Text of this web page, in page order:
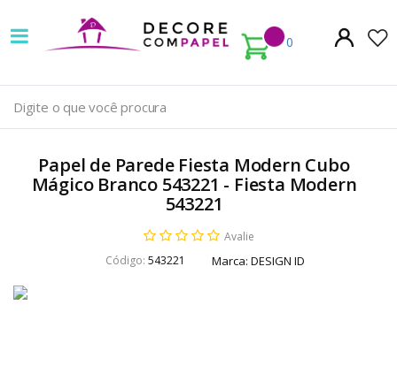
0
Decore
com
papel
é
pioneira
em
Papel de Parede Fiesta Modern Cubo
Mágico Branco 543221 - Fiesta Modern
543221
Avalie
Código: 543221 Marca: DESIGN ID